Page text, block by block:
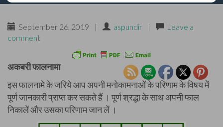
September 26, 2019 | aspundir |
Leave a
comment
अकबरी फालनामा
इस फालनामे के जरिये आप अपनी मनोकामनाओं के परिणाम के विषय में
पूर्ण जानकारी प्राप्त कर सकते हैं । पूर्ण श्रद्धा के साथ अपनी फाल
निकालें और उसका परिणाम जान लें ।